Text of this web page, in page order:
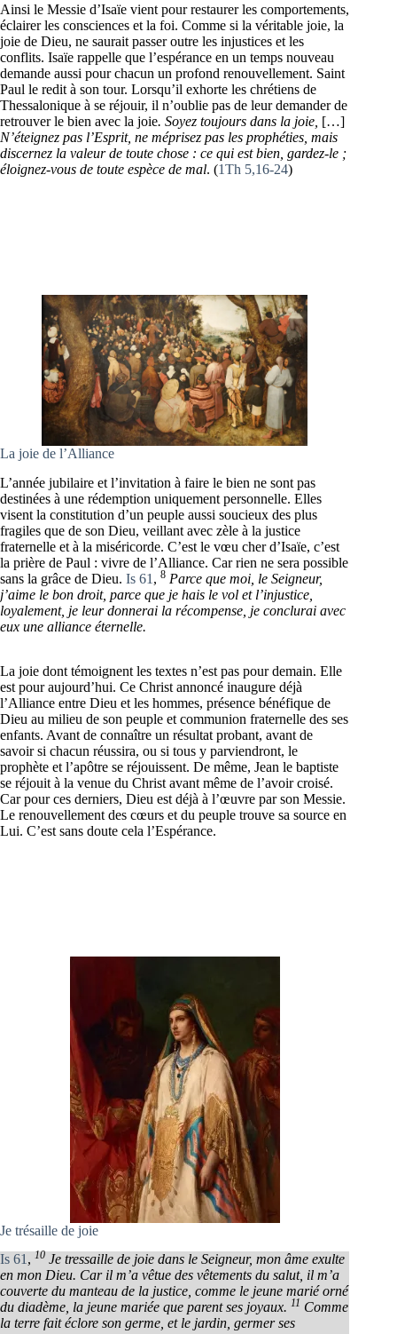
Ainsi le Messie d’Isaïe vient pour restaurer les comportements,
éclairer les consciences et la foi. Comme si la véritable joie, la
joie de Dieu, ne saurait passer outre les injustices et les
conflits. Isaïe rappelle que l’espérance en un temps nouveau
demande aussi pour chacun un profond renouvellement. Saint
Paul le redit à son tour. Lorsqu’il exhorte les chrétiens de
Thessalonique à se réjouir, il n’oublie pas de leur demander de
retrouver le bien avec la joie. Soyez toujours dans la joie, […]
N’éteignez pas l’Esprit, ne méprisez pas les prophéties, mais
discernez la valeur de toute chose : ce qui est bien, gardez-le ;
éloignez-vous de toute espèce de mal. (1Th 5,16-24)
La joie de l’Alliance
L’année jubilaire et l’invitation à faire le bien ne sont pas
destinées à une rédemption uniquement personnelle. Elles
visent la constitution d’un peuple aussi soucieux des plus
fragiles que de son Dieu, veillant avec zèle à la justice
fraternelle et à la miséricorde. C’est le vœu cher d’Isaïe, c’est
la prière de Paul : vivre de l’Alliance. Car rien ne sera possible
sans la grâce de Dieu. Is 61 , 8 Parce que moi, le Seigneur,
j’aime le bon droit, parce que je hais le vol et l’injustice,
loyalement, je leur donnerai la récompense, je conclurai avec
eux une alliance éternelle.
La joie dont témoignent les textes n’est pas pour demain. Elle
est pour aujourd’hui. Ce Christ annoncé inaugure déjà
l’Alliance entre Dieu et les hommes, présence bénéfique de
Dieu au milieu de son peuple et communion fraternelle des ses
enfants. Avant de connaître un résultat probant, avant de
savoir si chacun réussira, ou si tous y parviendront, le
prophète et l’apôtre se réjouissent. De même, Jean le baptiste
se réjouit à la venue du Christ avant même de l’avoir croisé.
Car pour ces derniers, Dieu est déjà à l’œuvre par son Messie.
Le renouvellement des cœurs et du peuple trouve sa source en
Lui. C’est sans doute cela l’Espérance.
Je trésaille de joie
Is 61 , 10 Je tressaille de joie dans le Seigneur, mon âme exulte
en mon Dieu. Car il m’a vêtue des vêtements du salut, il m’a
couverte du manteau de la justice, comme le jeune marié orné
du diadème, la jeune mariée que parent ses joyaux. 11 Comme
la terre fait éclore son germe, et le jardin, germer ses